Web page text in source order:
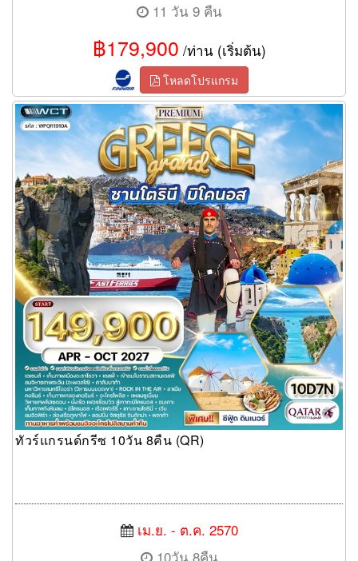
11 วัน 9 คืน
฿179,900 /ท่าน (เริ่มต้น)
โหลดโปรแกรม
ทัวร์แกรนด์กรีซ 10วัน 8คืน (QR)
ทัวร์แกรนด์กรีซ 10วัน 8คืน (QR)
เม.ย. - ต.ค. 2570
10วัน 8คืน